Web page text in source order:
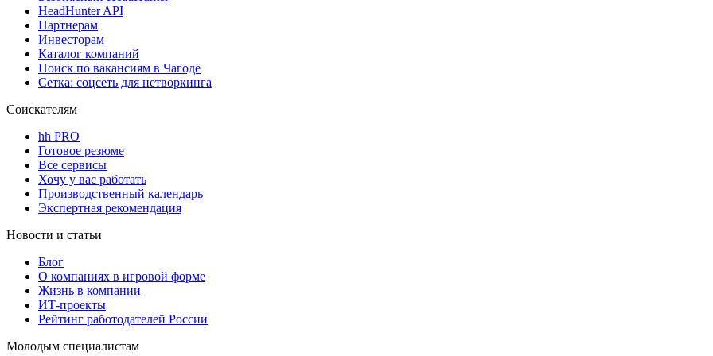
HeadHunter API
Партнерам
Инвесторам
Каталог компаний
Поиск по вакансиям в Чагоде
Сетка: соцсеть для нетворкинга
Соискателям
hh PRO
Готовое резюме
Все сервисы
Хочу у вас работать
Производственный календарь
Экспертная рекомендация
Новости и статьи
Блог
О компаниях в игровой форме
Жизнь в компании
ИТ-проекты
Рейтинг работодателей России
Молодым специалистам